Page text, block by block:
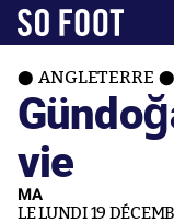
ANGLETERRE
vie
MA
LE LUNDI 19